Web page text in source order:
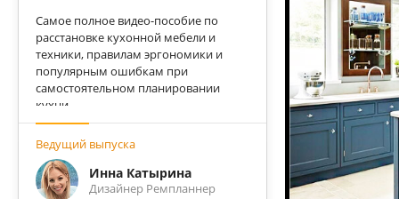
Ведущий выпуска
Инна Катырина
Дизайнер Ремпланнер
Самое полное видео-пособие по
расстановке кухонной мебели и
техники, правилам эргономики и
популярным ошибкам при
самостоятельном планировании
кухни.